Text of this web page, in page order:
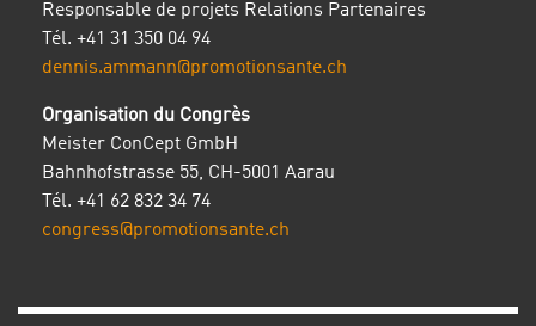
Responsable de projets Relations Partenaires
Tél. +41 31 350 04 94
dennis.ammann@promotionsante.ch
Organisation du Congrès
Meister ConCept GmbH
Bahnhofstrasse 55, CH-5001 Aarau
Tél. +41 62 832 34 74
congress@promotionsante.ch